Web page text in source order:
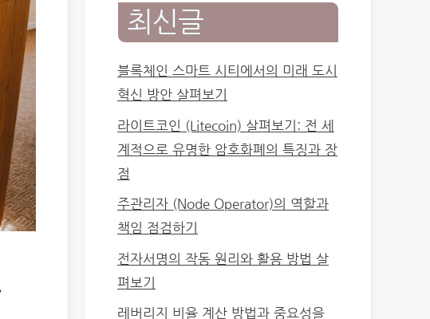
최신글
블록체인 스마트 시티에서의 미래 도시
혁신 방안 살펴보기
라이트코인 (Litecoin) 살펴보기: 전 세
계적으로 유명한 암호화폐의 특징과 장
점
주관리자 (Node Operator)의 역할과
책임 점검하기
전자서명의 작동 원리와 활용 방법 살
펴보기
레버리지 비율 계산 방법과 중요성을